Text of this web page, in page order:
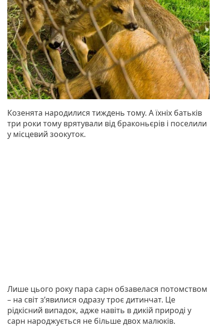
Козенята народилися тиждень тому. А їхніх батьків
три роки тому врятували від браконьєрів і поселили
у місцевий зоокуток.
Лише цього року пара сарн обзавелася потомством
– на світ з’явилися одразу троє дитинчат. Це
рідкісний випадок, адже навіть в дикій природі у
сарн народжується не більше двох малюків.